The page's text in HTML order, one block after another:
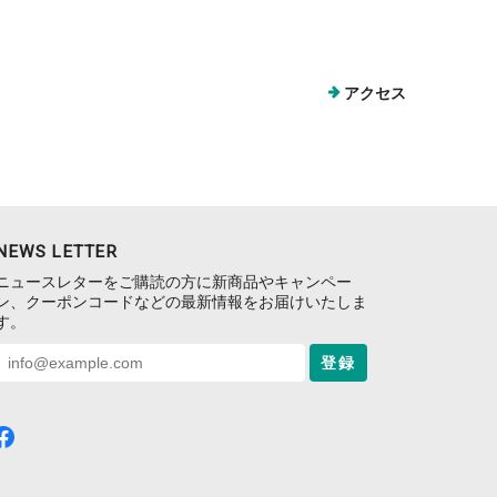
アクセス
LETTER
ュースレターをご購読の方に新商品やキャンペー
、クーポンコードなどの最新情報をお届けいたしま
。
登録